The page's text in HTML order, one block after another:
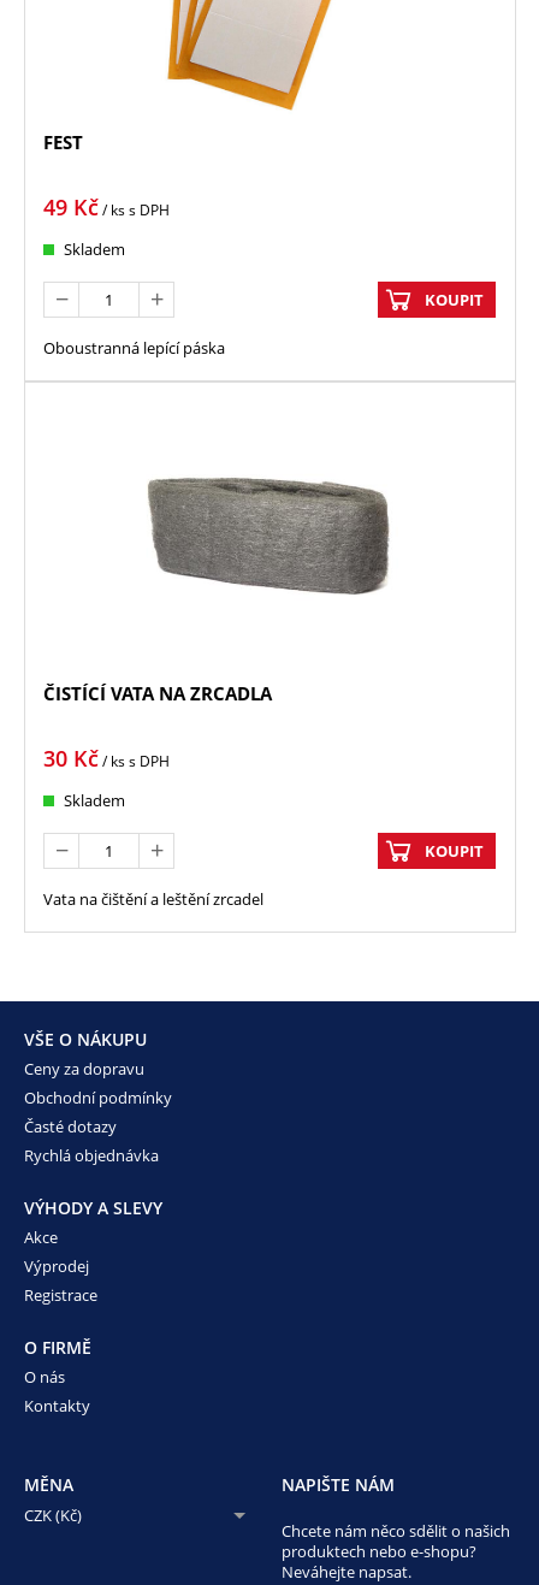
FEST
49 Kč/ kss DPH
Skladem
KOUPIT
Oboustranná lepící páska
ČISTÍCÍ VATA NA ZRCADLA
30 Kč/ kss DPH
Skladem
KOUPIT
Vata na čištění a leštění zrcadel
VŠE O NÁKUPU
Ceny za dopravu
Obchodní podmínky
Časté dotazy
Rychlá objednávka
VÝHODY A SLEVY
Akce
Výprodej
Registrace
O FIRMĚ
O nás
Kontakty
MĚNA
CZK (Kč)
NAPIŠTE NÁM
Chcete nám něco sdělit o našich
produktech nebo e-shopu?
Neváhejte napsat.